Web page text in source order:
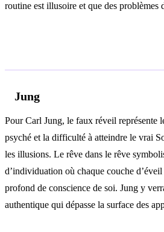
routine est illusoire et que des problèmes
Jung
Pour Carl Jung, le faux réveil représente
psyché et la difficulté à atteindre le vrai
les illusions. Le rêve dans le rêve
d’individuation où chaque couche
profond de conscience de soi. Jung y
authentique qui dépasse la surface des